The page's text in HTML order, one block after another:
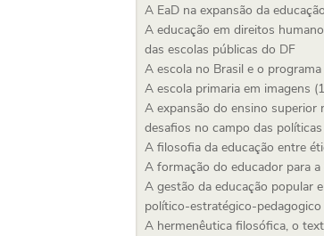
A EaD na expansão da
A educação em direitos
das escolas públicas do DF
A escola no Brasil e o
A escola primaria em imagens
A expansão do ensino superior
desafios no campo das políticas
A filosofia da educação entre
A formação do educador para a
A gestão da educação popular
político-estratégico-pedagogico
A hermenêutica filosófica, o